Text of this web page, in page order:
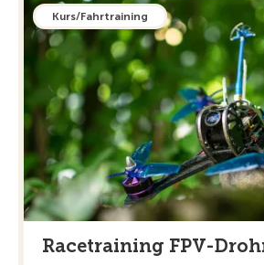
Kurs/Fahrtraining
Racetraining FPV-